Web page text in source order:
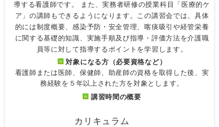
導する看護師です。 また、実務者研修の授業科目「医療的ケ
ア」の講師もできるようになります。この講習会では、具体
的には制度概要、感染予防・安全管理、喀痰吸引や経管栄養
に関する基礎的知識、実施手順及び指導・評価方法を介護職
員等に対して指導するポイントを学習します。
対象になる方（必要資格など）
看護師または医師、保健師、助産師の資格を取得した後、実
務経験を５年以上された方を対象とします。
講習時間の概要
カリキュラム